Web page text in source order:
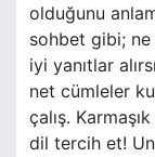
olduğunu
sohbet gibi;
iyi yanıtlar
net cümleler
çalış.
dil tercih et!